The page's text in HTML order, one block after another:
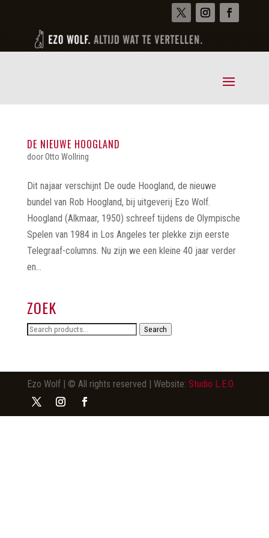
DE NIEUWE HOOGLAND
doorOtto Wollring
Dit najaar verschijnt De oude Hoogland, de nieuwe
bundel van Rob Hoogland, bij uitgeverij Ezo Wolf.
Hoogland (Alkmaar, 1950) schreef tijdens de Olympische
Spelen van 1984 in Los Angeles ter plekke zijn eerste
Telegraaf-columns. Nu zijn we een kleine 40 jaar verder
en...
ZOEK
Search
Search
Ezo Wolf | © All rights reserved | Website: Studio L.E.O.